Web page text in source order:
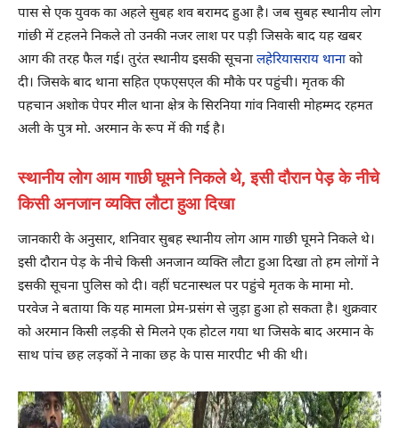
पास से एक युवक का अहले सुबह शव बरामद हुआ है। जब सुबह स्थानीय लोग
गांछी में टहलने निकले तो उनकी नजर लाश पर पड़ी जिसके बाद यह खबर
आग की तरह फैल गई। तुरंत स्थानीय इसकी सूचना लहेरियासराय थानाको
दी। जिसके बाद थाना सहित एफएसएल की मौके पर पहुंची। मृतक की
पहचान अशोक पेपर मील थाना क्षेत्र के सिरनिया गांव निवासी मोहम्मद रहमत
अली के पुत्र मो. अरमान के रूप में की गई है।
स्थानीय लोग आम गाछी घूमने निकले थे, इसी दौरान पेड़ के नीचे
किसी अनजान व्यक्ति लौटा हुआ दिखा
जानकारी के अनुसार, शनिवार सुबह स्थानीय लोग आम गाछी घूमने निकले थे।
इसी दौरान पेड़ के नीचे किसी अनजान व्यक्ति लौटा हुआ दिखा तो हम लोगों ने
इसकी सूचना पुलिस को दी। वहीं घटनास्थल पर पहुंचे मृतक के मामा मो.
परवेज ने बताया कि यह मामला प्रेम-प्रसंग से जुड़ा हुआ हो सकता है। शुक्रवार
को अरमान किसी लड़की से मिलने एक होटल गया था जिसके बाद अरमान के
साथ पांच छह लड़कों ने नाका छह के पास मारपीट भी की थी।